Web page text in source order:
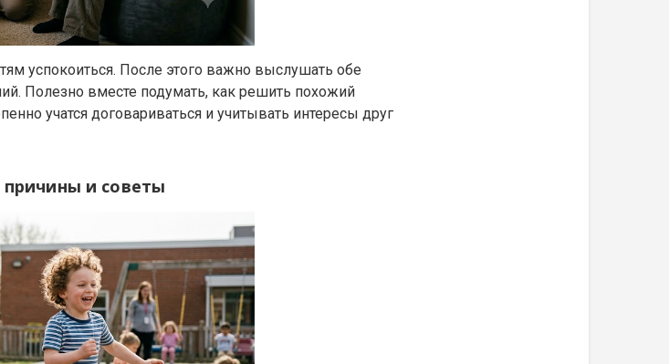
успокоиться. После этого важно выслушать обе
Полезно вместе подумать, как решить похожий
учатся договариваться и учитывать интересы друг
причины и советы